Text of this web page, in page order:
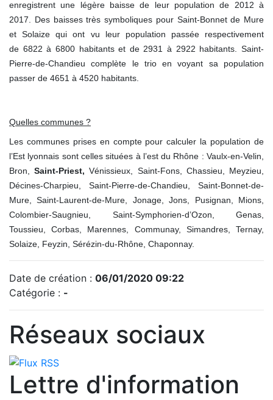
enregistrent une légère baisse de leur population de 2012 à
2017. Des baisses très symboliques pour Saint-Bonnet de Mure
et Solaize qui ont vu leur population passée respectivement
de 6822 à 6800 habitants et de 2931 à 2922 habitants. Saint-
Pierre-de-Chandieu complète le trio en voyant sa population
passer de 4651 à 4520 habitants.
Quelles communes ?
Les communes prises en compte pour calculer la population de
l’Est lyonnais sont celles situées à l’est du Rhône : Vaulx-en-Velin,
Bron,Saint-Priest, Vénissieux, Saint-Fons, Chassieu, Meyzieu,
Décines-Charpieu, Saint-Pierre-de-Chandieu, Saint-Bonnet-de-
Mure, Saint-Laurent-de-Mure, Jonage, Jons, Pusignan, Mions,
Colombier-Saugnieu, Saint-Symphorien-d’Ozon, Genas,
Toussieu, Corbas, Marennes, Communay, Simandres, Ternay,
Solaize, Feyzin, Sérézin-du-Rhône, Chaponnay.
Date de création : 06/01/2020 09:22
Catégorie : -
Réseaux sociaux
Lettre d'information